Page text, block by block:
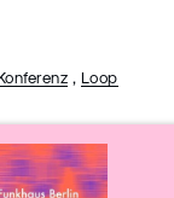
, Loop